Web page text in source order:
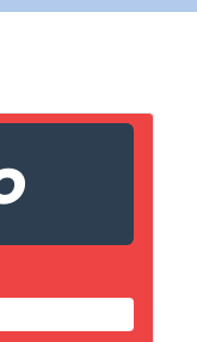
dans courriel)
Envoyez